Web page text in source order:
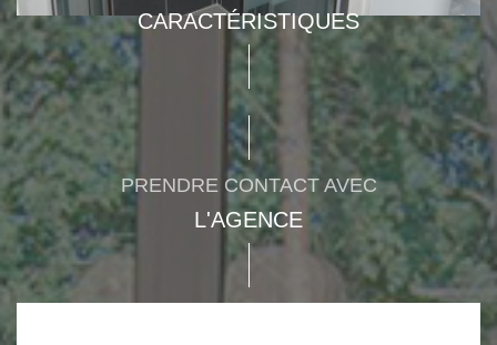
CARACTÉRISTIQUES
PRENDRE CONTACT AVEC
L'AGENCE